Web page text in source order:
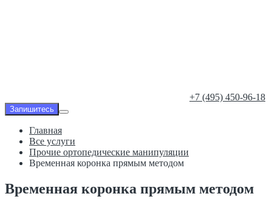
‎+7 (495) 450-96-18
Запишитесь
Главная
Все услуги
Прочие ортопедические манипуляции
Временная коронка прямым методом
Временная коронка прямым методом